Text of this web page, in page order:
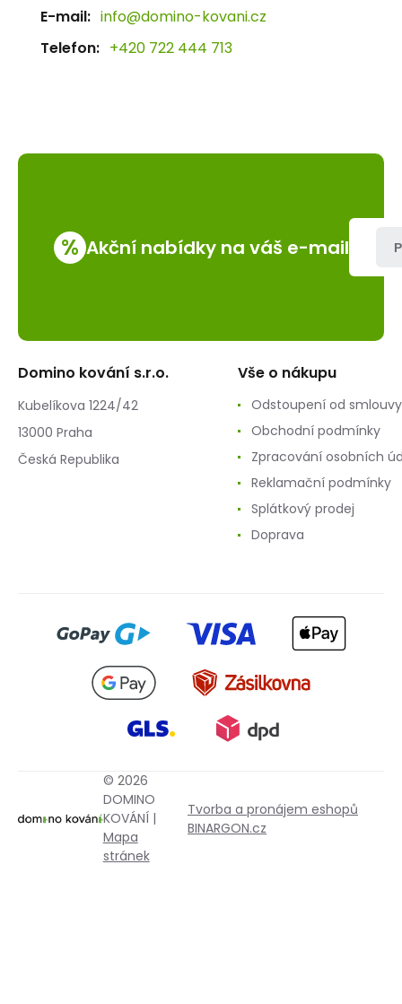
E-mail: info@domino-kovani.cz
Telefon: +420 722 444 713
% Akční nabídky na váš e-mail
Domino kování s.r.o.
Kubelíkova 1224/42
13000 Praha
Česká Republika
Vše o nákupu
Odstoupení od smlouvy
Obchodní podmínky
Zpracování osobních
Reklamační podmínky
Splátkový prodej
Doprava
© 2026
DOMINO
KOVÁNÍ |
Mapa
stránek
Tvorba a pronájem eshopů
BINARGON.cz